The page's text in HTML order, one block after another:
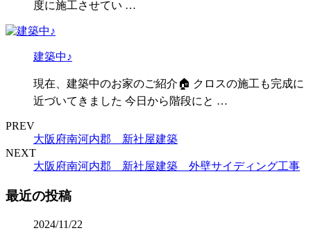
度に施工させてい …
建築中♪
現在、建築中のお家のご紹介🏠 クロスの施工も完成に
近づいてきました 今日から階段にと …
PREV
大阪府南河内郡 新社屋建築
NEXT
大阪府南河内郡 新社屋建築 外壁サイディング工事
最近の投稿
2024/11/22